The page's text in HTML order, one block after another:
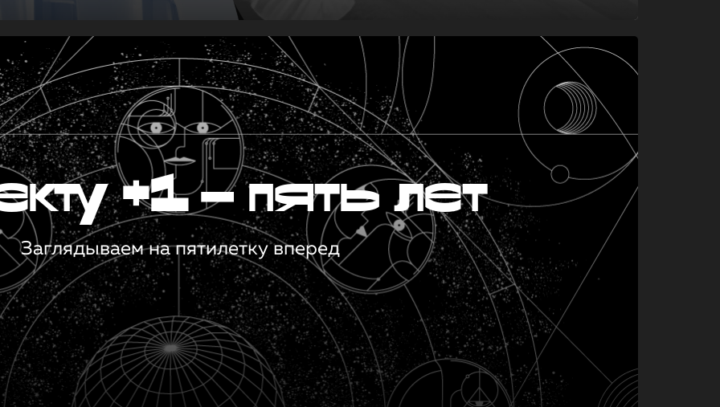
+1 — пять лет
Заглядываем на пятилетку вперед